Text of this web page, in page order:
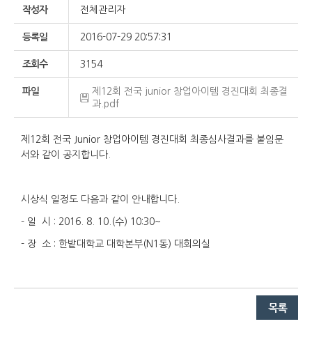
작성자 전체관리자
등록일 2016-07-29 20:57:31
조회수 3154
파일
제12회 전국 junior 창업아이템 경진대회 최종결
과.pdf
제12회 전국 Junior 창업아이템 경진대회 최종심사결과를 붙임문
서와 같이 공지합니다.
시상식 일정도 다음과 같이 안내합니다.
- 일 시 : 2016. 8. 10.(수) 10:30~
- 장 소 : 한밭대학교 대학본부(N1동) 대회의실